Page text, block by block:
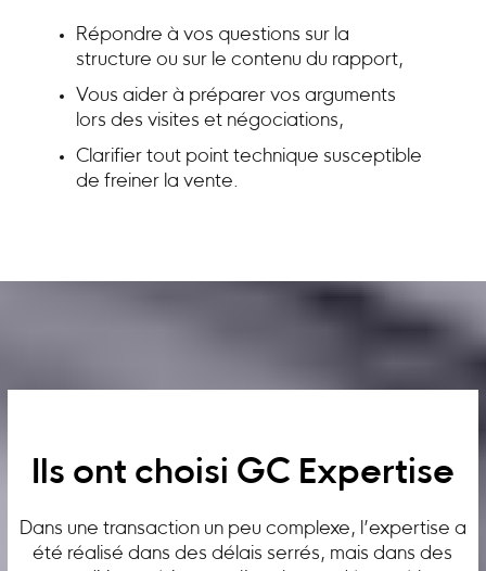
Répondre à vos questions sur la
structure ou sur le contenu du rapport,
Vous aider à préparer vos arguments
lors des visites et négociations,
Clarifier tout point technique susceptible
de freiner la vente.
Ils ont choisi GC Expertise
Dans une transaction un peu complexe, l’expertise a
été réalisé dans des délais serrés, mais dans des